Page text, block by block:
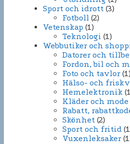
Sport och idrott (3)
Fotboll (2)
Vetenskap (1)
Teknologi (1)
Webbutiker och
Datorer och
Fordon, bil och
Foto och tavlor (1)
Hälso- och
Hemelektronik
Kläder och mode
Rabatt,
Skönhet (2)
Sport och fritid
Vuxenleksaker